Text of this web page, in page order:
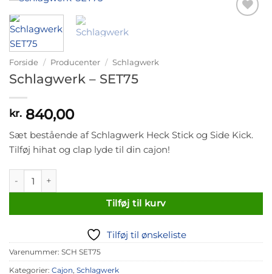
Forside / Producenter / Schlagwerk
Schlagwerk – SET75
kr. 840,00
Sæt bestående af Schlagwerk Heck Stick og Side Kick.
Tilføj hihat og clap lyde til din cajon!
Tilføj til kurv
Tilføj til ønskeliste
Varenummer: SCH SET75
Kategorier: Cajon Schlagwerk